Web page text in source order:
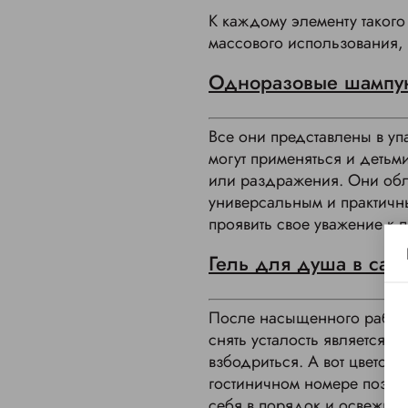
К каждому элементу
массового
Одноразовые
Все они представлены в
могут применяться и
или раздражения. Они
универсальным и
проявить свое уважение к
Гель для душа в
После насыщенного
снять усталость
взбодриться. А вот
гостиничном номере